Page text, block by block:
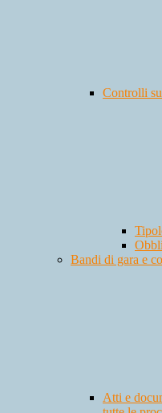
Controlli
Bandi di gara e
Atti e